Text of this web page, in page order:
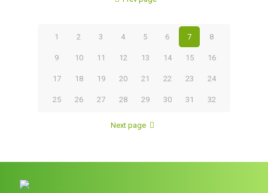
1 2 3 4 5 6 7 8
9 10 11 12 13 14 15 16
17 18 19 20 21 22 23 24
25 26 27 28 29 30 31 32
Next page